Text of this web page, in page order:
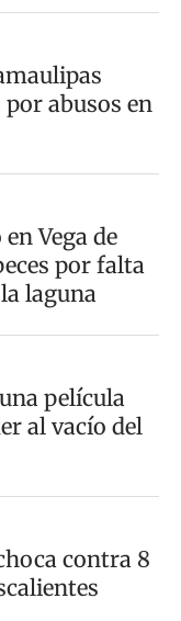
abusos en
Vega de
por falta
laguna
película
al vacío del
contra 8